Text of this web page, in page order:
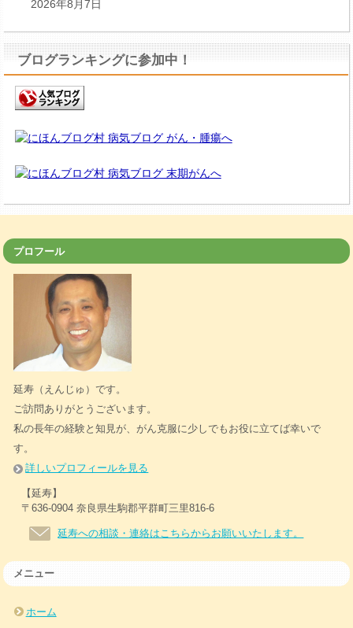
2026年8月7日
ブログランキングに参加中！
プロフール
延寿（えんじゅ）です。
ご訪問ありがとうございます。
私の長年の経験と知見が、がん克服に少しでもお役に立てば幸いで
す。
詳しいプロフィールを見る
【延寿】
〒636-0904 奈良県生駒郡平群町三里816-6
延寿への相談・連絡はこちらからお願いいたします。
メニュー
ホーム